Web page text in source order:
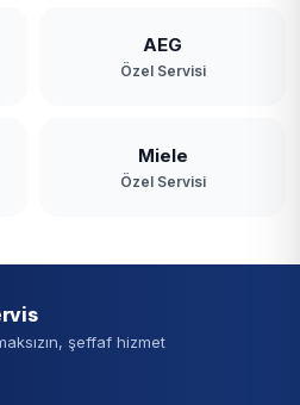
AEG
Özel Servisi
Miele
Özel Servisi
şeffaf hizmet